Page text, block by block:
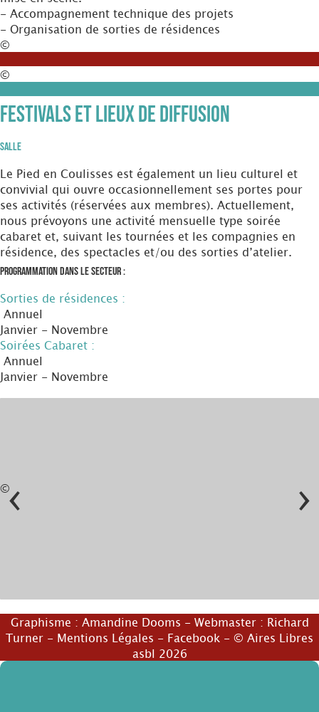
- Accompagnement technique des projets
- Organisation de sorties de résidences
©
©
Festivals et Lieux de diffusion
Salle
Le Pied en Coulisses est également un lieu culturel et
convivial qui ouvre occasionnellement ses portes pour
ses activités (réservées aux membres). Actuellement,
nous prévoyons une activité mensuelle type soirée
cabaret et, suivant les tournées et les compagnies en
résidence, des spectacles et/ou des sorties d’atelier.
Programmation dans le secteur :
Sorties de résidences :
Annuel
Janvier - Novembre
Soirées Cabaret :
Annuel
Janvier - Novembre
©‹ ›
Graphisme : Amandine Dooms - Webmaster : Richard
Turner - Mentions Légales - Facebook - © Aires Libres
asbl 2026